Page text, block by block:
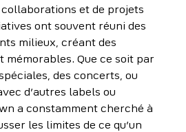
collaborations et de projets
ont souvent réuni des
milieux, créant des
mémorables. Que ce soit par
des concerts, ou
d’autres labels ou
a constamment cherché à
les limites de ce qu’un